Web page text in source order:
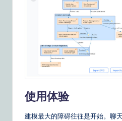
使用体验
建模最大的障碍往往是开始。聊